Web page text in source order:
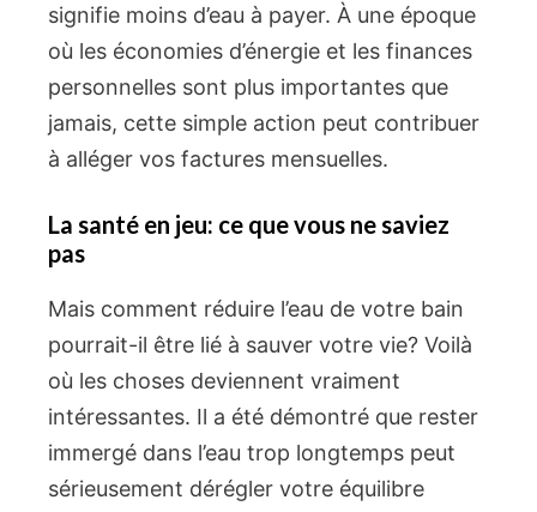
signifie moins d’eau à payer. À une époque
où les économies d’énergie et les finances
personnelles sont plus importantes que
jamais, cette simple action peut contribuer
à alléger vos factures mensuelles.
La santé en jeu: ce que vous ne saviez
pas
Mais comment réduire l’eau de votre bain
pourrait-il être lié à sauver votre vie? Voilà
où les choses deviennent vraiment
intéressantes. Il a été démontré que rester
immergé dans l’eau trop longtemps peut
sérieusement dérégler votre équilibre